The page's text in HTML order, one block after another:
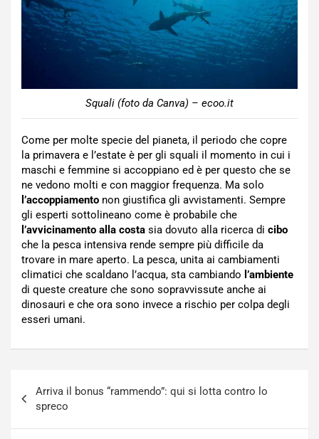
Squali (foto da Canva) – ecoo.it
Come per molte specie del pianeta, il periodo che copre
la primavera e l’estate è per gli squali il momento in cui i
maschi e femmine si accoppiano ed è per questo che se
ne vedono molti e con maggior frequenza. Ma solo
l’accoppiamento non giustifica gli avvistamenti. Sempre
gli esperti sottolineano come è probabile che
l’avvicinamento alla costa sia dovuto alla ricerca di cibo
che la pesca intensiva rende sempre più difficile da
trovare in mare aperto. La pesca, unita ai cambiamenti
climatici che scaldano l’acqua, sta cambiando l’ambiente
di queste creature che sono sopravvissute anche ai
dinosauri e che ora sono invece a rischio per colpa degli
esseri umani.
articoli
Arriva il bonus “rammendo”: qui si lotta contro lo
spreco